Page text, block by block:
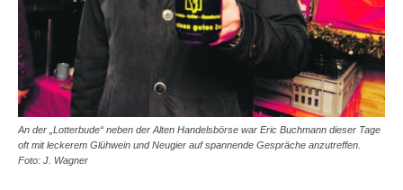
An der „Lotterbude“ neben der Alten Handelsbörse war Eric Buchmann dieser Tage
oft mit leckerem Glühwein und Neugier auf spannende Gespräche anzutreffen.
Foto: J. Wagner